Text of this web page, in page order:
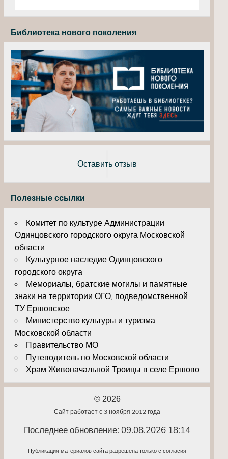
Библиотека нового поколения
Оставить отзыв
Полезные ссылки
Комитет по культуре Администрации
Одинцовского городского округа Московской
области
Культурное наследие Одинцовского
городского округа
Мемориалы, братские могилы и памятные
знаки на территории ОГО, подведомственной
ТУ Ершовское
Министерство культуры и туризма
Московской области
Правительство МО
Путеводитель по Московской области
Храм Живоначальной Троицы в селе Ершово
© 2026
Сайт работает с 3 ноября 2012 года
Последнее обновление: 09.08.2026 18:14
Публикация материалов сайта разрешена только с согласия